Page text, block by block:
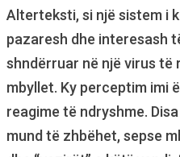
Alterteksti, si një sistem i
pazaresh dhe interesash
shndërruar në një virus të
mbyllet. Ky perceptim imi
reagime të ndryshme.
mund të zhbëhet, sepse